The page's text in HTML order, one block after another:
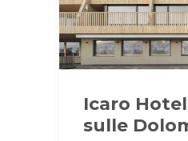
Icaro
sulle